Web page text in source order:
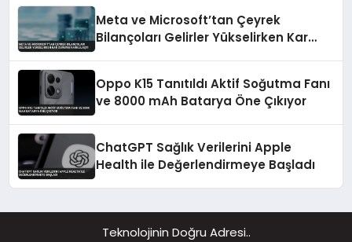
Meta ve Microsoft’tan Çeyrek
Bilançoları Gelirler Yükselirken Kar
Oppo K15 Tanıtıldı Aktif Soğutma Fanı
ve 8000 mAh Batarya Öne Çıkıyor
ChatGPT Sağlık Verilerini Apple
Health ile Değerlendirmeye Başladı
Teknolojinin Doğru Adresi..